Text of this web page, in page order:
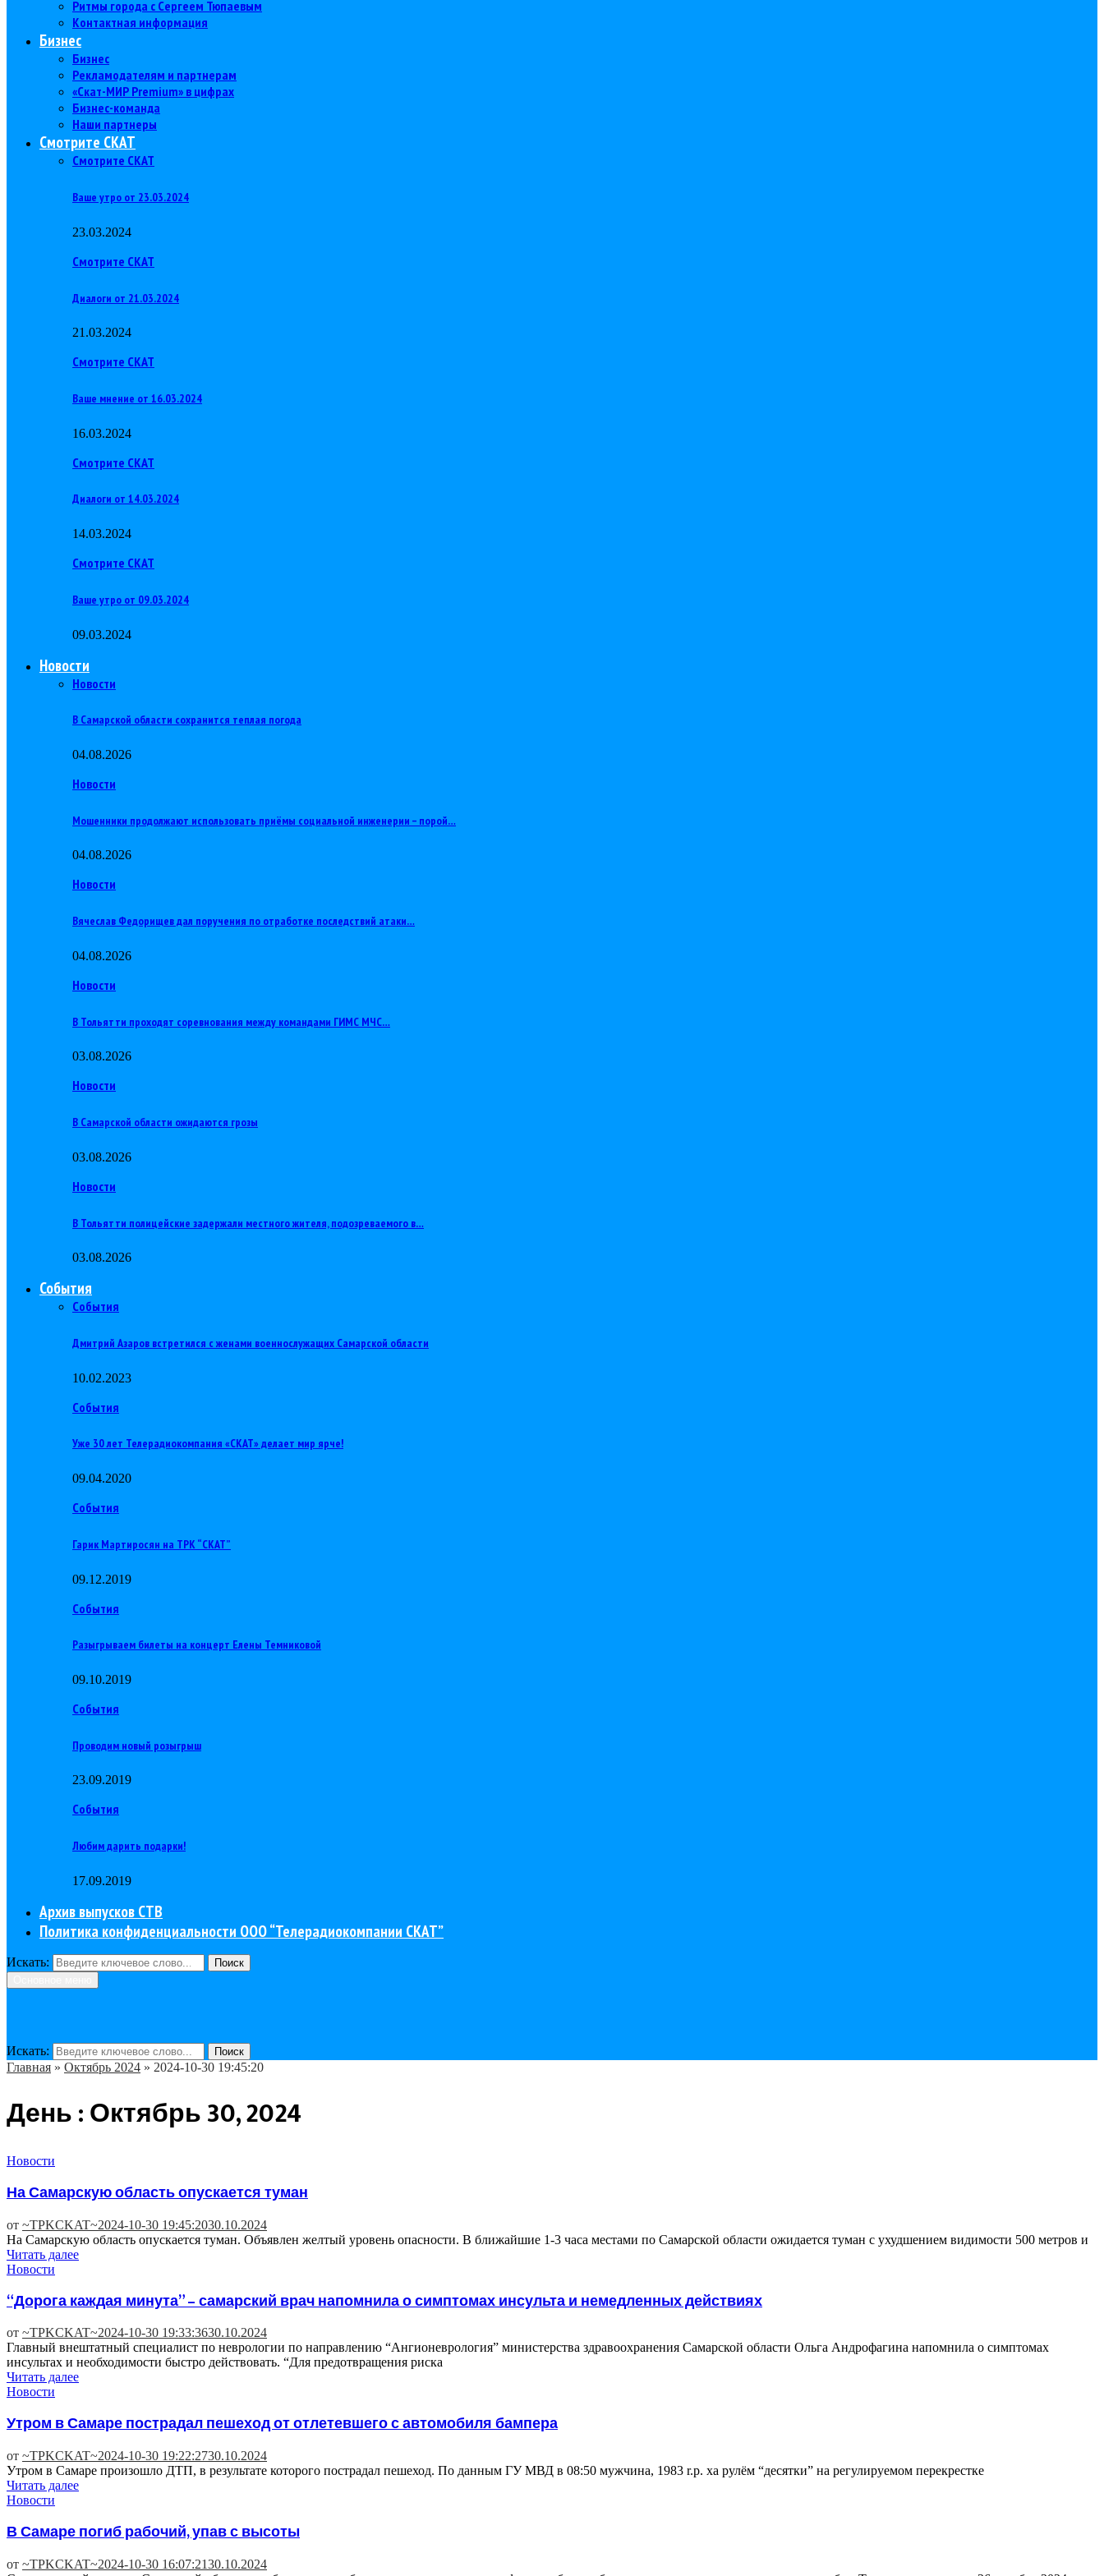
Ритмы города с Сергеем Тюпаевым
Контактная информация
Бизнес
Бизнес
Рекламодателям и партнерам
«Скат-МИР Premium» в цифрах
Бизнес-команда
Наши партнеры
Смотрите СКАТ
Смотрите СКАТ
Ваше утро от 23.03.2024
23.03.2024
Смотрите СКАТ
Диалоги от 21.03.2024
21.03.2024
Смотрите СКАТ
Ваше мнение от 16.03.2024
16.03.2024
Смотрите СКАТ
Диалоги от 14.03.2024
14.03.2024
Смотрите СКАТ
Ваше утро от 09.03.2024
09.03.2024
Новости
Новости
В Самарской области сохранится теплая погода
04.08.2026
Новости
Мошенники продолжают использовать приёмы социальной инженерии – порой…
04.08.2026
Новости
Вячеслав Федорищев дал поручения по отработке последствий атаки…
04.08.2026
Новости
В Тольятти проходят соревнования между командами ГИМС МЧС…
03.08.2026
Новости
В Самарской области ожидаются грозы
03.08.2026
Новости
В Тольятти полицейские задержали местного жителя, подозреваемого в…
03.08.2026
События
События
Дмитрий Азаров встретился с женами военнослужащих Самарской области
10.02.2023
События
Уже 30 лет Телерадиокомпания «СКАТ» делает мир ярче!
09.04.2020
События
Гарик Мартиросян на ТРК “СКАТ”
09.12.2019
События
Разыгрываем билеты на концерт Елены Темниковой
09.10.2019
События
Проводим новый розыгрыш
23.09.2019
События
Любим дарить подарки!
17.09.2019
Архив выпусков СТВ
Политика конфиденциальности ООО “Телерадиокомпании СКАТ”
Искать:
Поиск
Искать: Поиск
Главная » Октябрь 2024 » 2024-10-30 19:45:20
День : Октябрь 30, 2024
Новости
На Самарскую область опускается туман
от ~TPKCKAT~2024-10-30 19:45:2030.10.2024
На Самарскую область опускается туман. Объявлен желтый уровень опасности. В ближайшие 1-3 часа местами по Самарской области ожидается туман с ухудшением видимости 500 метров и
Читать далее
Новости
“Дорога каждая минута” – самарский врач напомнила о симптомах инсульта и немедленных действиях
от ~TPKCKAT~2024-10-30 19:33:3630.10.2024
Главный внештатный специалист по неврологии по направлению “Ангионеврология” министерства здравоохранения Самарской области Ольга Андрофагина напомнила о симптомах
инсультах и необходимости быстро действовать. “Для предотвращения риска
Читать далее
Новости
Утром в Самаре пострадал пешеход от отлетевшего с автомобиля бампера
от ~TPKCKAT~2024-10-30 19:22:2730.10.2024
Утром в Самаре произошло ДТП, в результате которого пострадал пешеход. По данным ГУ МВД в 08:50 мужчина, 1983 r.p. ха рулём “десятки” на регулируемом перекрестке
Читать далее
Новости
В Самаре погиб рабочий, упав с высоты
от ~TPKCKAT~2024-10-30 16:07:2130.10.2024